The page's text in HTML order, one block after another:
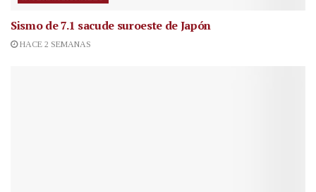
Sismo de 7.1 sacude suroeste de Japón
HACE 2 SEMANAS